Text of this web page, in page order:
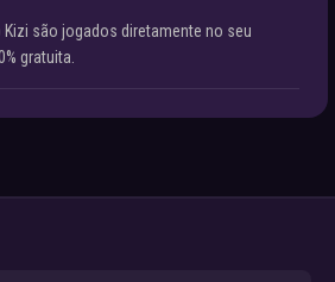
são jogados diretamente no seu
gratuita.